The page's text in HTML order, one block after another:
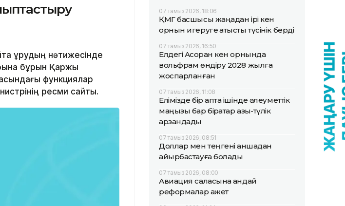
құрудың нәтижесінде
бұрын Қаржы
функциялар
ресми сайты.
07 тамыз 2026, 18:06
ҚМГ басшысы жаңадан ірі кен
орнын игеруге қатысты түсінік берді
07 тамыз 2026, 16:50
Елдегі Ақсоран кен орнында
вольфрам өндіру 2028 жылға
жоспарланған
07 тамыз 2026, 11:08
Елімізде бір апта ішінде әлеуметтік
маңызы бар бірқатар азық-түлік
арзандады
07 тамыз 2026, 08:51
Доллар мен теңгені қаншадан
айырбастауға болады
07 тамыз 2026, 08:00
Авиация саласына қандай
реформалар қажет